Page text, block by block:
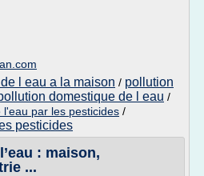
l eau a la maison / pollution
domestique de l eau /
par les pesticides /
pesticides
: maison,
...